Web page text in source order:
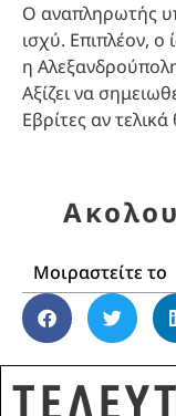
Ο αναπληρωτής
ισχύ. Επιπλέον, ο
η
Αξίζει να
Εβρίτες αν
Μοιραστείτε το